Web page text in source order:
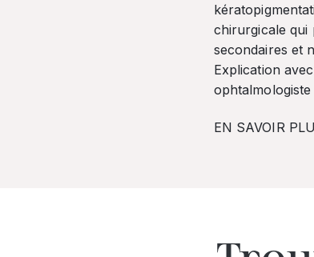
chirurgicale qui
secondaires et
Explication
ophtalmologiste
EN SAVOIR